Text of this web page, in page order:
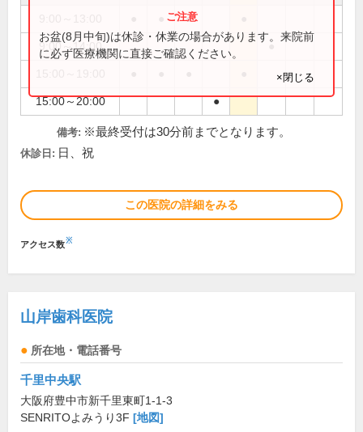
●
9:00～14:00 ●
15:00～20:00 ●
お盆(8月中旬)は休診・休業の場合があります。来院前
に必ず医療機関に直接ご確認ください。
×閉じる
備考: ※最終受付は30分前までとなります。
休診日: 日、祝
この医院の詳細をみる
アクセス数※
山岸歯科医院
所在地・電話番号
千里中央駅
大阪府豊中市新千里東町1-1-3
SENRITOよみうり3F [地図]